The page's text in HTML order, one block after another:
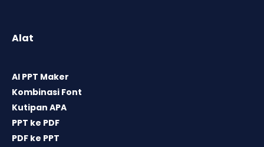
Alat
AI PPT Maker
Kombinasi Font
Kutipan APA
PPT ke PDF
PDF ke PPT